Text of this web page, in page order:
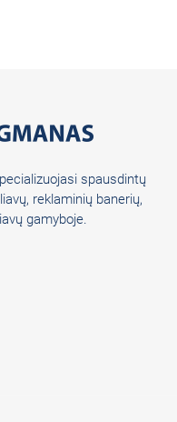
spausdintų
reklaminių banerių,
gamyboje.